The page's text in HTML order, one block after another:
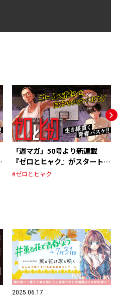
「週マガ」50号より新連載
『ゼロとヒャク』がスタート‼︎
貫け！自分だけのスタイル‼︎ 伝
#ゼロとヒャク
2025.06.17